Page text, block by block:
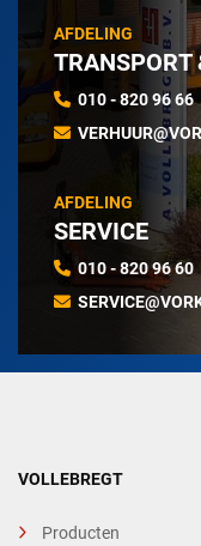
AFDELING
TRANSPORT
010 - 820 96 66
AFDELING
SERVICE
010 - 820 96 60
VOLLEBREGT
Producten